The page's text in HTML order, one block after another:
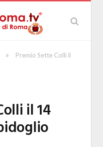
»
Premio Sette Colli il
il 14